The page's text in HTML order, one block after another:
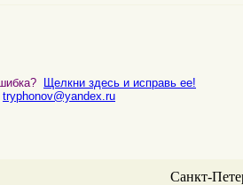
Щелкни здесь и исправь ее!
tryphonov@yandex.ru
Санкт-